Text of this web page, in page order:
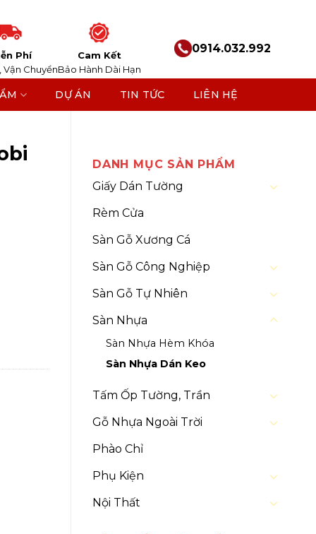
Phí
Chuyển
Cam Kết
Bảo Hành Dài Hạn
0914.032.992
DỰ ÁN TIN TỨC LIÊN HỆ
DANH MỤC SẢN PHẨM
Giấy Dán Tường
Rèm Cửa
Sàn Gỗ Xương Cá
Sàn Gỗ Công Nghiệp
Sàn Gỗ Tự Nhiên
Sàn Nhựa
Sàn Nhựa Hèm Khóa
Sàn Nhựa Dán Keo
Tấm Ốp Tường, Trần
Gỗ Nhựa Ngoài Trời
Phào Chỉ
Phụ Kiện
Nội Thất